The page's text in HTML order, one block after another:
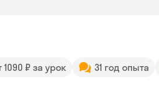
1090 ₽ за урок 31 год опыта